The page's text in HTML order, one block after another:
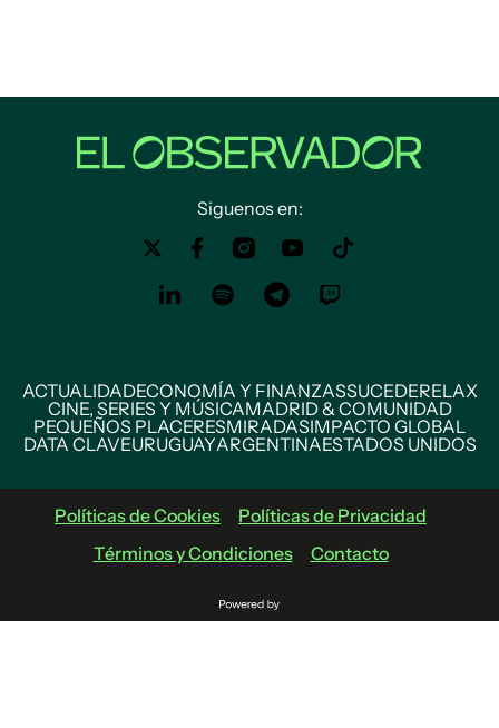
Siguenos en:
ACTUALIDADECONOMÍA Y FINANZASSUCEDERELAX
CINE, SERIES Y MÚSICAMADRID & COMUNIDAD
PEQUEÑOS PLACERESMIRADASIMPACTO GLOBAL
DATA CLAVEURUGUAYARGENTINAESTADOS UNIDOS
Políticas de Cookies
Políticas de Privacidad
Términos y Condiciones
Contacto